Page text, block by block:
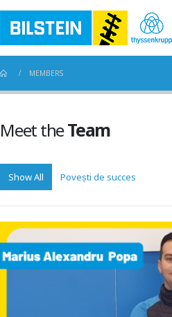
MEMBERS
Meet theTeam
Show All Povești de succes